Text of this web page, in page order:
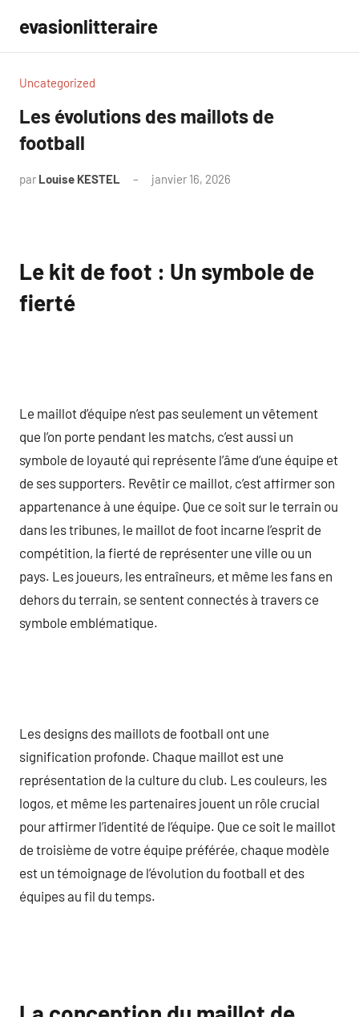
contenu
evasionlitteraire
Uncategorized
Les évolutions des maillots de
football
par Louise KESTEL janvier 16, 2026
Le kit de foot : Un symbole de
fierté
Le maillot d’équipe n’est pas seulement un vêtement
que l’on porte pendant les matchs, c’est aussi un
symbole de loyauté qui représente l’âme d’une équipe et
de ses supporters. Revêtir ce maillot, c’est affirmer son
appartenance à une équipe. Que ce soit sur le terrain ou
dans les tribunes, le maillot de foot incarne l’esprit de
compétition, la fierté de représenter une ville ou un
pays. Les joueurs, les entraîneurs, et même les fans en
dehors du terrain, se sentent connectés à travers ce
symbole emblématique.
Les designs des maillots de football ont une
signification profonde. Chaque maillot est une
représentation de la culture du club. Les couleurs, les
logos, et même les partenaires jouent un rôle crucial
pour affirmer l’identité de l’équipe. Que ce soit le maillot
de troisième de votre équipe préférée, chaque modèle
est un témoignage de l’évolution du football et des
équipes au fil du temps.